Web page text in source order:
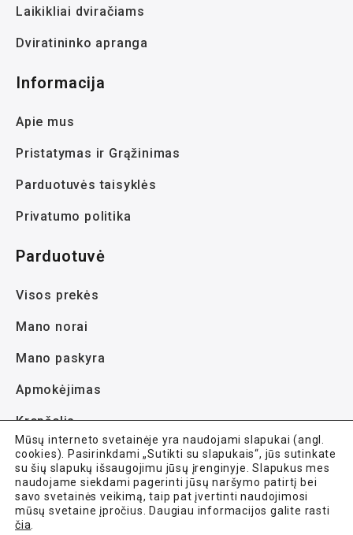
Laikikliai dviračiams
Dviratininko apranga
Informacija
Apie mus
Pristatymas ir Grąžinimas
Parduotuvės taisyklės
Privatumo politika
Parduotuvė
Visos prekės
Mano norai
Mano paskyra
Apmokėjimas
Krepšelis
Mūsų interneto svetainėje yra naudojami slapukai (angl.
cookies). Pasirinkdami „Sutikti su slapukais“, jūs sutinkate
su šių slapukų išsaugojimu jūsų įrenginyje. Slapukus mes
naudojame siekdami pagerinti jūsų naršymo patirtį bei
savo svetainės veikimą, taip pat įvertinti naudojimosi
mūsų svetaine įpročius. Daugiau informacijos galite rasti
čia